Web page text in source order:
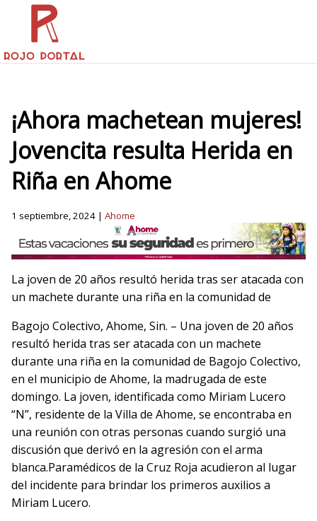
¡Ahora machetean mujeres!
Jovencita resulta Herida en
Riña en Ahome
1 septiembre, 2024 | Ahome
La joven de 20 años resultó herida tras ser atacada con
un machete durante una riña en la comunidad de
Bagojo Colectivo, Ahome, Sin. – Una joven de 20 años
resultó herida tras ser atacada con un machete
durante una riña en la comunidad de Bagojo Colectivo,
en el municipio de Ahome, la madrugada de este
domingo. La joven, identificada como Miriam Lucero
“N”, residente de la Villa de Ahome, se encontraba en
una reunión con otras personas cuando surgió una
discusión que derivó en la agresión con el arma
blanca.Paramédicos de la Cruz Roja acudieron al lugar
del incidente para brindar los primeros auxilios a
Miriam Lucero.